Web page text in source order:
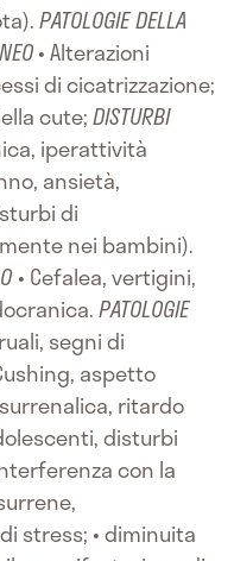
PATOLOGIE DELLA
• Alterazioni
di cicatrizzazione;
cute;DISTURBI
iperattività
ansietà,
di
nei bambini).
• Cefalea, vertigini,
PATOLOGIE
segni di
aspetto
ritardo
disturbi
con la
stress; • diminuita